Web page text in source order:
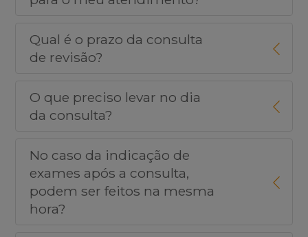
Qual é o prazo da consulta
de revisão?
O que preciso levar no dia
da consulta?
No caso da indicação de
exames após a consulta,
podem ser feitos na mesma
hora?